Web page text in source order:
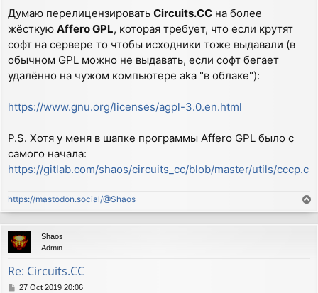
s
t
Думаю перелицензировать Circuits.CC на более
жёсткую Affero GPL, которая требует, что если крутят
софт на сервере то чтобы исходники тоже выдавали (в
обычном GPL можно не выдавать, если софт бегает
удалённо на чужом компьютере aka "в облаке"):
https://www.gnu.org/licenses/agpl-3.0.en.html
P.S. Хотя у меня в шапке программы Affero GPL было с
самого начала:
https://gitlab.com/shaos/circuits_cc/blob/master/utils/cccp.c
https://mastodon.social/@Shaos
o
p
Shaos
Admin
Re: Circuits.CC
P27 Oct 2019 20:06